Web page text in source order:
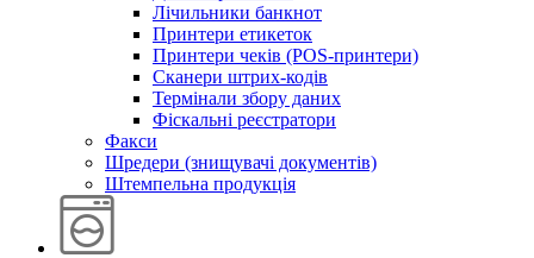
Лічильники банкнот
Принтери етикеток
Принтери чеків (POS-принтери)
Сканери штрих-кодів
Термінали збору даних
Фіскальні реєстратори
Факси
Шредери (знищувачі документів)
Штемпельна продукція